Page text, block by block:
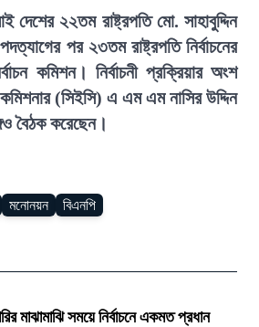
২২তম রাষ্ট্রপতি মো. সাহাবুদ্দিন
পর ২৩তম রাষ্ট্রপতি নির্বাচনের
কমিশন। নির্বাচনী প্রক্রিয়ার অংশ
কমিশনার (সিইসি) এ এম এম নাসির উদ্দিন
বৈঠক করেছেন।
মনোনয়ন বিএনপি
মাঝামাঝি সময়ে নির্বাচনে একমত প্রধান